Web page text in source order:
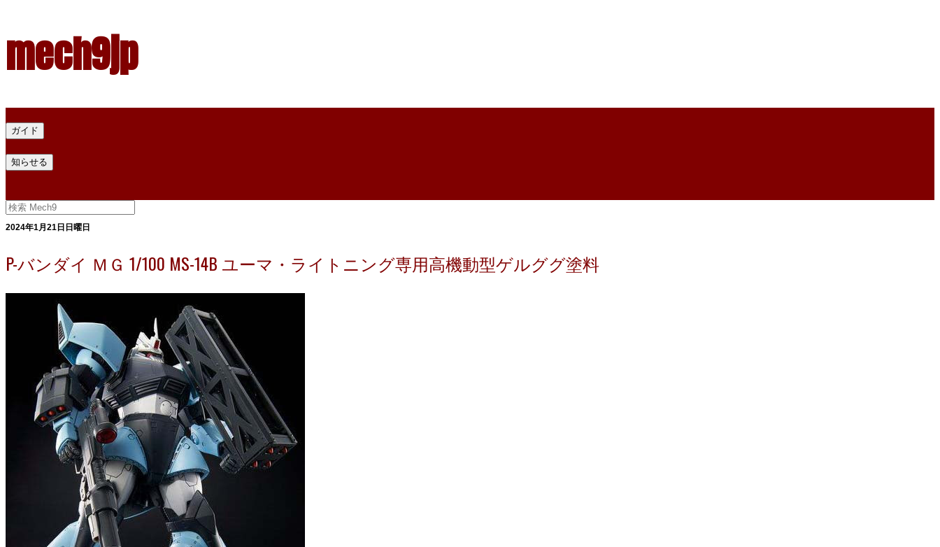
mech9jp
ガイド
知らせる
2024年1月21日日曜日
P-バンダイ ＭＧ 1/100 MS-14B ユーマ・ライトニング専用高機動型ゲルググ塗料